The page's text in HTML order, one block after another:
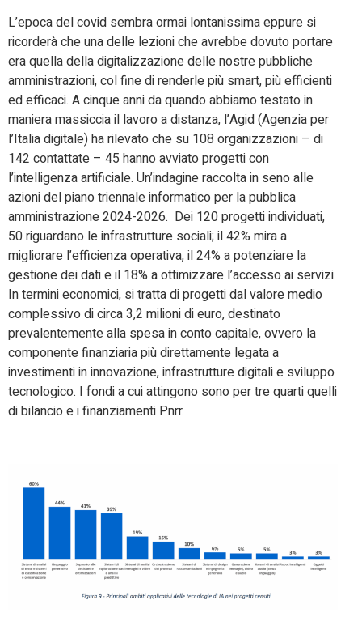
L’epoca del covid sembra ormai lontanissima eppure si
ricorderà che una delle lezioni che avrebbe dovuto portare
era quella della digitalizzazione delle nostre pubbliche
amministrazioni, col fine di renderle più smart, più efficienti
ed efficaci. A cinque anni da quando abbiamo testato in
maniera massiccia il lavoro a distanza, l’Agid (Agenzia per
l’Italia digitale) ha rilevato che su 108 organizzazioni – di
142 contattate – 45 hanno avviato progetti con
l’intelligenza artificiale. Un’indagine raccolta in seno alle
azioni del piano triennale informatico per la pubblica
amministrazione 2024-2026. Dei 120 progetti individuati,
50 riguardano le infrastrutture sociali; il 42% mira a
migliorare l’efficienza operativa, il 24% a potenziare la
gestione dei dati e il 18% a ottimizzare l’accesso ai servizi.
In termini economici, si tratta di progetti dal valore medio
complessivo di circa 3,2 milioni di euro, destinato
prevalentemente alla spesa in conto capitale, ovvero la
componente finanziaria più direttamente legata a
investimenti in innovazione, infrastrutture digitali e sviluppo
tecnologico. I fondi a cui attingono sono per tre quarti quelli
di bilancio e i finanziamenti Pnrr.